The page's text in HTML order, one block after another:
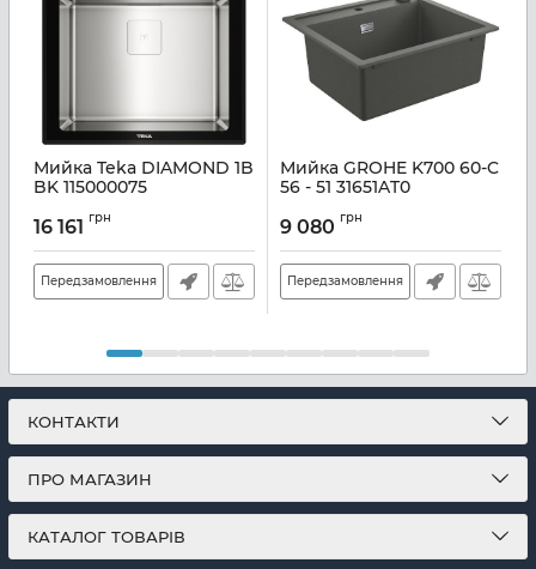
Мийка Teka DIAMOND 1B
BK 115000075
16 161 грн
Передзамовлення
Мийка GROHE K700 60-C
56 - 51 31651AT0
9 080 грн
Передзамовлення
КОНТАКТИ
ПРО МАГАЗИН
КАТАЛОГ ТОВАРІВ